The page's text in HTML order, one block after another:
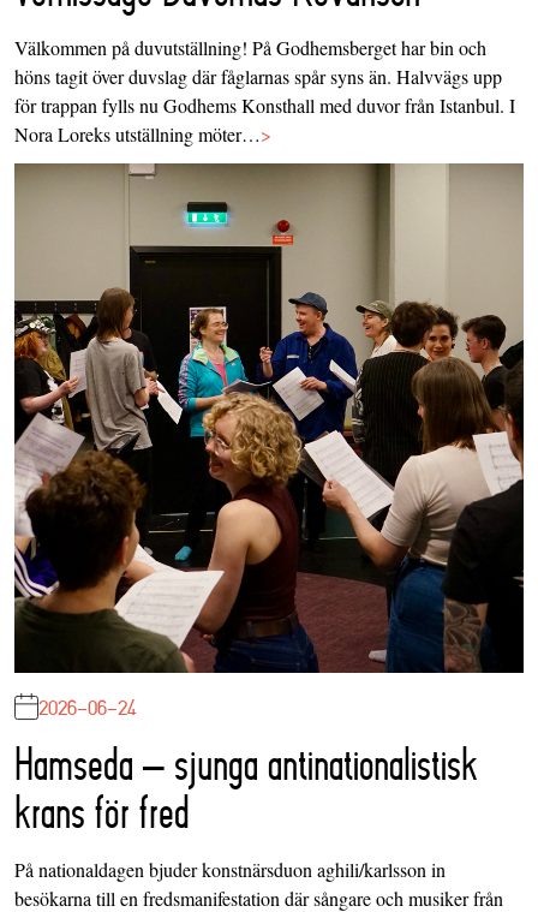
Välkommen på duvutställning! På Godhemsberget har bin och
höns tagit över duvslag där fåglarnas spår syns än. Halvvägs upp
för trappan fylls nu Godhems Konsthall med duvor från Istanbul. I
Nora Loreks utställning möter…>
2026-06-24
Hamseda – sjunga antinationalistisk
krans för fred
På nationaldagen bjuder konstnärsduon aghili/karlsson in
besökarna till en fredsmanifestation där sångare och musiker från